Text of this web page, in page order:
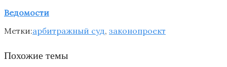
Ведомости
Метки:арбитражный суд, законопроект
Похожие темы